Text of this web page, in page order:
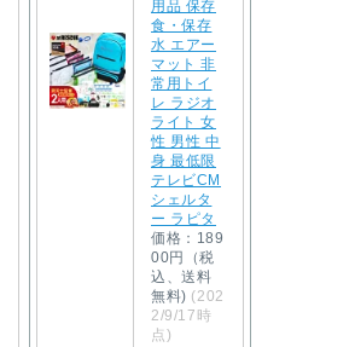
用品 保存
食・保存
水 エアー
マット 非
常用トイ
レ ラジオ
ライト 女
性 男性 中
身 最低限
テレビCM
シェルタ
ー ラピタ
価格：189
00円（税
込、送料
無料) (202
2/9/17時
点)